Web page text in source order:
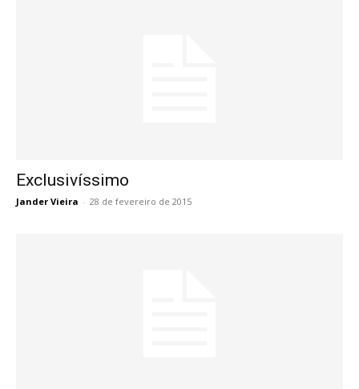
Exclusivíssimo
Jander Vieira - 28 de fevereiro de 2015